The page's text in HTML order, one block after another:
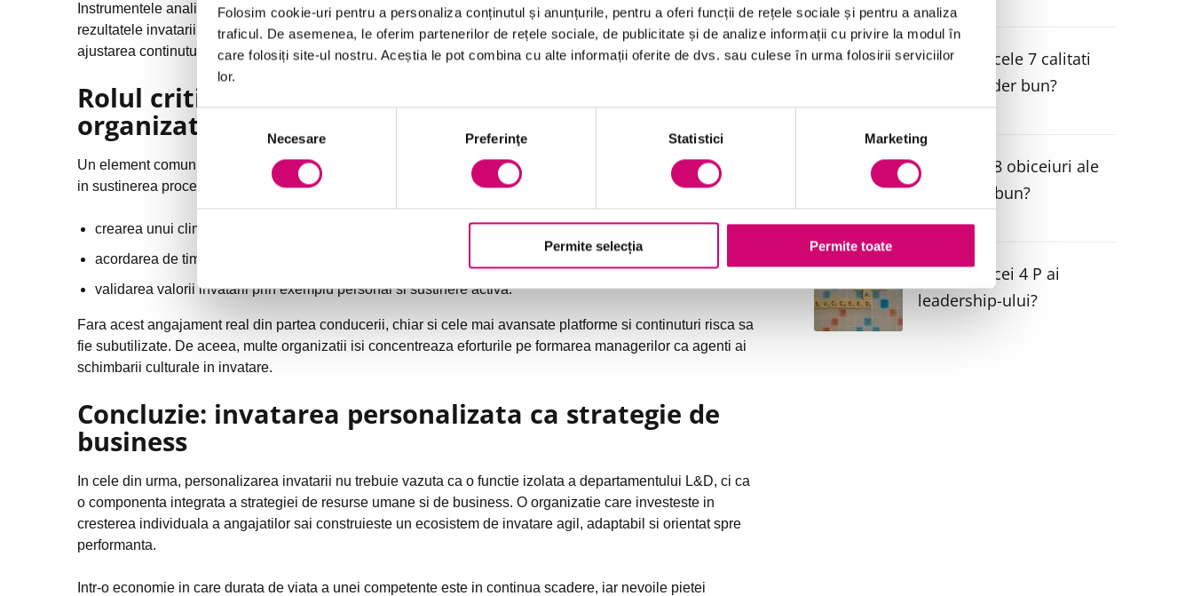
Folosim cookie-uri pentru a personaliza conținutul și anunțurile, pentru a oferi funcții de rețele sociale și pentru a analiza
traficul. De asemenea, le oferim partenerilor de rețele sociale, de publicitate și de analize informații cu privire la modul în
care folosiți site-ul nostru. Aceștia le pot combina cu alte informații oferite de dvs. sau culese în urma folosirii serviciilor
lor.
Selecția
consimțământului
Necesare Preferinţe Statistici Marketing
Permite selecția Permite toate
Instrumentele analitice moderne permit integrarea datelor din planurile individuale de dezvoltare cu
rezultatele invatarii, performanta in rol si nivelul de angajament. Prin urmarirea continua a progresului si
ajustarea continutului in functie de feedback si rezultate, invatarea devine un proces iterativ si strategic.
Rolul critic al leadershipului si al culturii
organizationale
Un element comun in toate studiile de caz de succes este implicarea directa a liderilor si managerilor de linie
in sustinerea procesului de invatare. Acestia joaca un rol esential in:
crearea unui climat favorabil invatarii continue,
acordarea de timp si resurse pentru dezvoltare profesionala,
validarea valorii invatarii prin exemplu personal si sustinere activa.
Fara acest angajament real din partea conducerii, chiar si cele mai avansate platforme si continuturi risca sa
fie subutilizate. De aceea, multe organizatii isi concentreaza eforturile pe formarea managerilor ca agenti ai
schimbarii culturale in invatare.
Concluzie: invatarea personalizata ca strategie de
business
In cele din urma, personalizarea invatarii nu trebuie vazuta ca o functie izolata a departamentului L&D, ci ca
o componenta integrata a strategiei de resurse umane si de business. O organizatie care investeste in
cresterea individuala a angajatilor sai construieste un ecosistem de invatare agil, adaptabil si orientat spre
performanta.
Intr-o economie in care durata de viata a unei competente este in continua scadere, iar nevoile pietei
Care sunt cele 7 calitati
ale unui lider bun?
Care sunt 8 obiceiuri ale
unui lider bun?
Care sunt cei 4 P ai
leadership-ului?